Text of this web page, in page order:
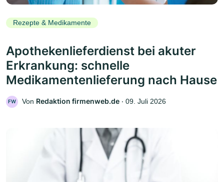
Rezepte & Medikamente
Apothekenlieferdienst bei akuter
Erkrankung: schnelle
Medikamentenlieferung nach Hause
FW Von Redaktion firmenweb.de ‧ 09. Juli 2026